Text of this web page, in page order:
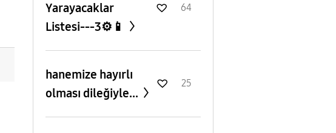
Yarayacaklar
Listesi---3⚙️📱
64
hanemize hayırlı
olması dileğiyle...
25